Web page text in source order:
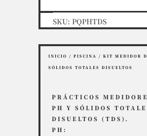
SKU:PQPHTDS
INICIO / PISCINA / KIT MEDIDOR
SÓLIDOS TOTALES DISUELTOS
PRÁCTICOS
PH Y SÓLIDOS
DISUELTOS (TDS).
PH: